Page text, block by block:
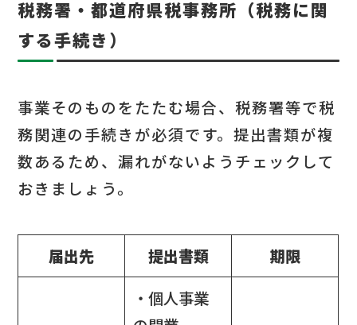
税務署・都道府県税事務所（税務に関
する手続き）
事業そのものをたたむ場合、税務署等で税
務関連の手続きが必須です。提出書類が複
数あるため、漏れがないようチェックして
おきましょう。
届出先 提出書類
期限
・個人事業